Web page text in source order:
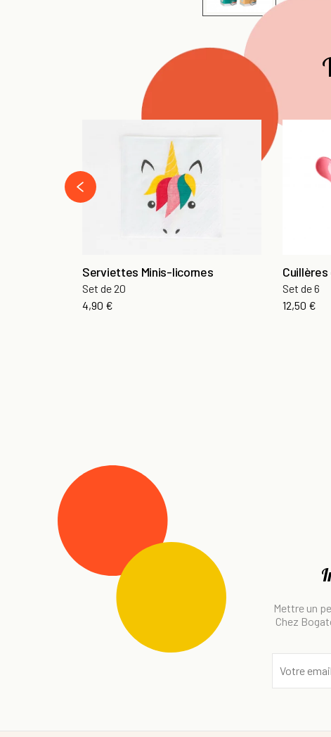
Serviettes Minis-licornes
Set de 20
4,90 €
Cuillères
Set de 6
12,50 €
‹
Mettre un
Chez